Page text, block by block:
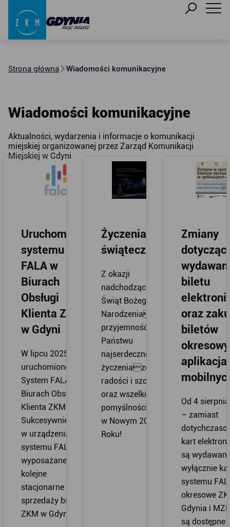
Strona główna Wiadomości komunikacyjne
Wiadomości komunikacyjne
Aktualności, wydarzenia i informacje o komunikacji
miejskiej organizowanej przez Zarząd Komunikacji
Miejskiej w Gdyni
Uruchomienie
systemu
FALA w
Biurach
Obsługi
Klienta ZKM
w Gdyni
W lipcu 2025 r.
uruchomiono
System FALA w
Biurach Obsługi
Klienta ZKM Gdyni.
Sukcesywnie będą
w urządzenia
systemu FALA
wyposażane
kolejne
stacjonarne punkty
sprzedaży biletów
ZKM w Gdyni.
Życzenia
świąteczne
Z okazji
nadchodzących
Świąt Bożego
Narodzeniamamy
przyjemność złożyć
Państwu
najserdeczniejsze
życzeniazdrowia,
radości i szczęścia
oraz wszelkiej
pomyślności
w Nowym 2026
Roku!
Zmiany
biletu
oraz
biletów
Od 4
– zamiast
kart
są
wyłącznie
systemu
okresowe
Gdynia i
są dostępne